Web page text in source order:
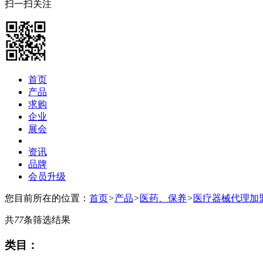
扫一扫关注
首页
产品
求购
企业
展会
资讯
品牌
会员升级
您目前所在的位置： 首页>产品>医药、保养>医疗器械代理加
共77条筛选结果
类目：